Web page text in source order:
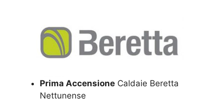
Prima Accensione Caldaie Beretta
Nettunense